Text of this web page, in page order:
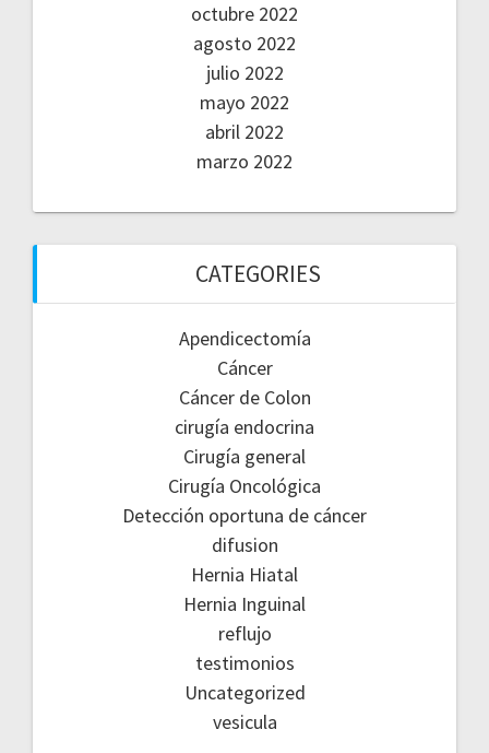
octubre 2022
agosto 2022
julio 2022
mayo 2022
abril 2022
marzo 2022
CATEGORIES
Apendicectomía
Cáncer
Cáncer de Colon
cirugía endocrina
Cirugía general
Cirugía Oncológica
Detección oportuna de cáncer
difusion
Hernia Hiatal
Hernia Inguinal
reflujo
testimonios
Uncategorized
vesicula